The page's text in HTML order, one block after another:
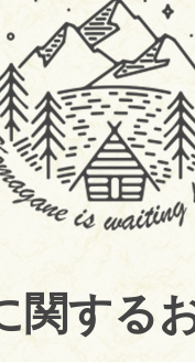
関する